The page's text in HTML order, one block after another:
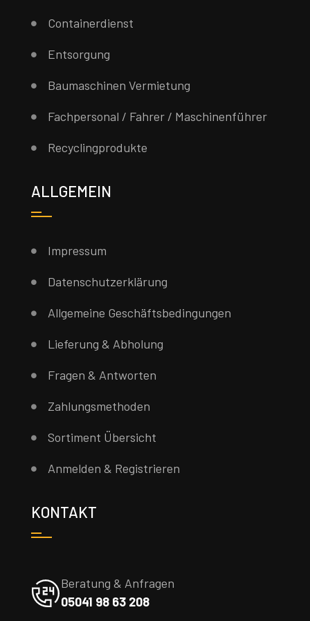
Containerdienst
Entsorgung
Baumaschinen Vermietung
Fachpersonal / Fahrer / Maschinenführer
Recyclingprodukte
ALLGEMEIN
Impressum
Datenschutzerklärung
Allgemeine Geschäftsbedingungen
Lieferung & Abholung
Fragen & Antworten
Zahlungsmethoden
Sortiment Übersicht
Anmelden & Registrieren
KONTAKT
Beratung & Anfragen
05041 98 63 208